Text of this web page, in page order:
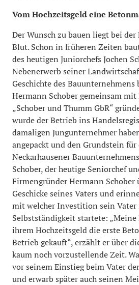
Vom Hochzeitsgeld eine
Der Wunsch zu bauen liegt bei
Blut. Schon in früheren Zeiten
des heutigen Juniorchefs Jochen
Nebenerwerb seiner
Geschichte des Bauunternehmens
Hermann Schober gemeinsam
„Schober und Thumm GbR“
wurde der Betrieb ins
damaligen Jungunternehmer
angepackt und den Grundstein für
Neckarhausener
Schober, der heutige Seniorchef
Firmengründer Hermann Schober
Geschicke seines Vaters und
mit welcher Investition sein Vater
Selbstständigkeit startete:
ihrem Hochzeitsgeld die erste
Betrieb gekauft“, erzählt er über
kaum noch vorzustellende Zeit.
vor seinem Einstieg beim Vater
und erwarb später auch seinen